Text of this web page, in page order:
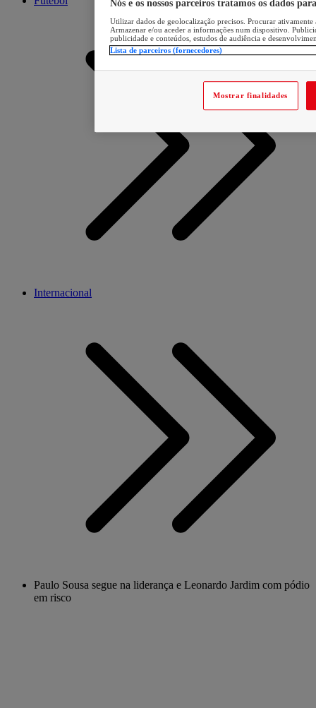
Internacional
Paulo Sousa segue na liderança e Leonardo Jardim com pódio
em risco
Nós e os nossos parceiros tratamos os dados
Utilizar dados de geolocalização precisos. Procurar
Armazenar e/ou aceder a informações num dispositivo.
publicidade e conteúdos, estudos de audiência e
Lista de parceiros (fornecedores)
Mostrar finalidades